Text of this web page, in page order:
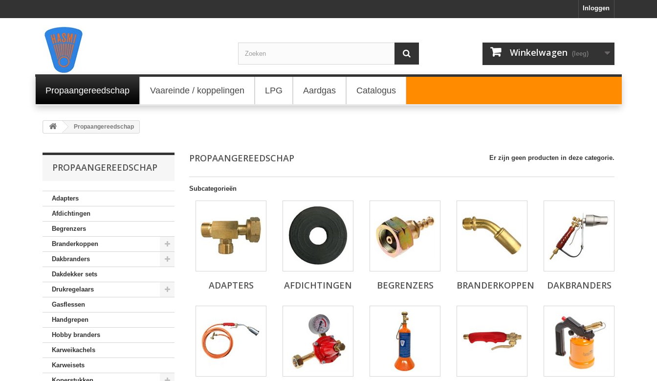
Inloggen
Winkelwagen (leeg)
Propaangereedschap Vaareinde / koppelingen LPG Aardgas Catalogus
Propaangereedschap
PROPAANGEREEDSCHAP
Adapters
Afdichtingen
Begrenzers
Branderkoppen
Dakbranders
Dakdekker sets
Drukregelaars
Gasflessen
Handgrepen
Hobby branders
Karweikachels
Karweisets
PROPAANGEREEDSCHAP Er zijn geen producten in deze categorie.
Subcategorieën
ADAPTERS AFDICHTINGEN BEGRENZERS BRANDERKOPPEN DAKBRANDERS